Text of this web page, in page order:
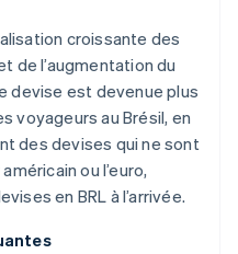
croissante des
de l’augmentation du
devise est devenue plus
voyageurs au Brésil, en
des devises qui ne sont
ou l’euro,
en BRL à l’arrivée.